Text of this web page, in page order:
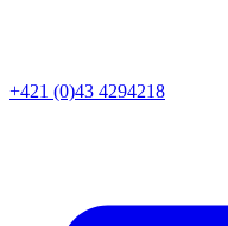
+421 (0)43 4294218